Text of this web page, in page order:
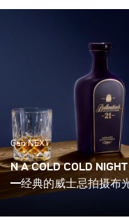
projects. The pay
were extraordinary. I
grow both personally
In 2015, I decided to
Berlin. The culture
about it that has had
photography style.
Gen NEXT
N A COLD COLD NIGHT
—经典的威士忌拍摄布